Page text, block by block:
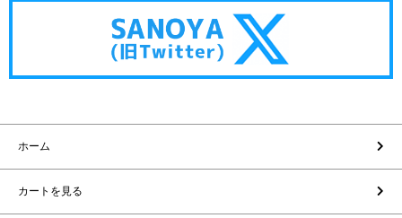
ホーム
カートを見る